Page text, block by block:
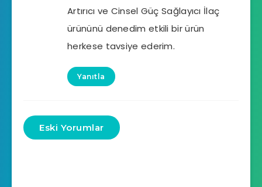
Artırıcı ve Cinsel Güç Sağlayıcı İlaç
ürününü denedim etkili bir ürün
herkese tavsiye ederim.
Yanıtla
Eski Yorumlar